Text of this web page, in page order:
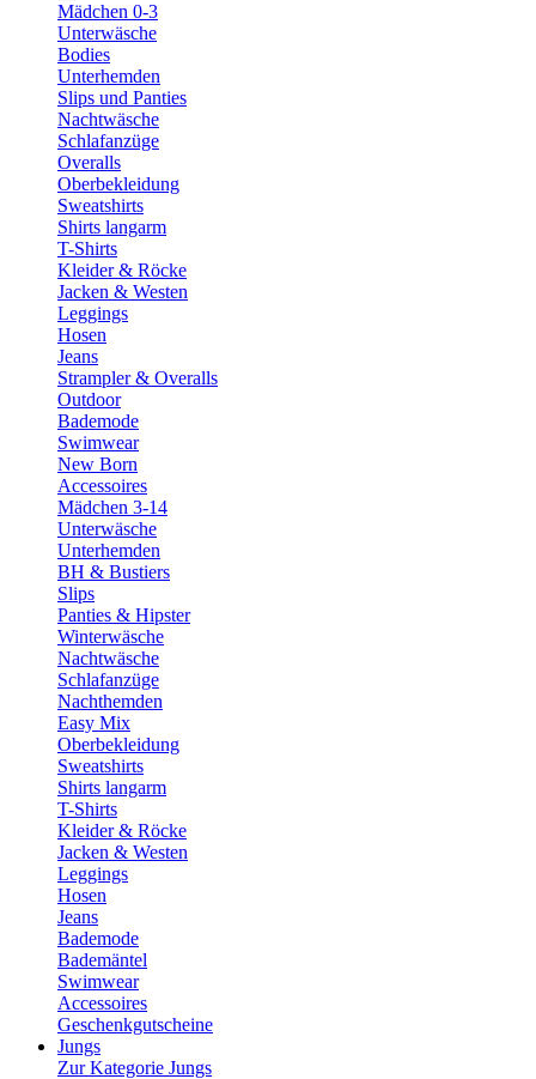
Mädchen 0-3
Unterwäsche
Bodies
Unterhemden
Slips und Panties
Nachtwäsche
Schlafanzüge
Overalls
Oberbekleidung
Sweatshirts
Shirts langarm
T-Shirts
Kleider & Röcke
Jacken & Westen
Leggings
Hosen
Jeans
Strampler & Overalls
Outdoor
Bademode
Swimwear
New Born
Accessoires
Mädchen 3-14
Unterwäsche
Unterhemden
BH & Bustiers
Slips
Panties & Hipster
Winterwäsche
Nachtwäsche
Schlafanzüge
Nachthemden
Easy Mix
Oberbekleidung
Sweatshirts
Shirts langarm
T-Shirts
Kleider & Röcke
Jacken & Westen
Leggings
Hosen
Jeans
Bademode
Bademäntel
Swimwear
Accessoires
Geschenkgutscheine
Jungs
Zur Kategorie Jungs